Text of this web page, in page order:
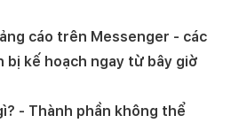
cáo trên Messenger - các
bị kế hoạch ngay từ bây giờ
- Thành phần không thể